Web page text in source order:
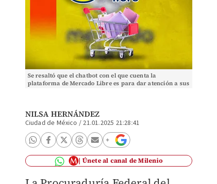
Se resaltó que el chatbot con el que cuenta la
plataforma de Mercado Libre es para dar atención a sus
NILSA HERNÁNDEZ
Ciudad de México / 21.01.2025 21:28:41
Únete al canal de Milenio